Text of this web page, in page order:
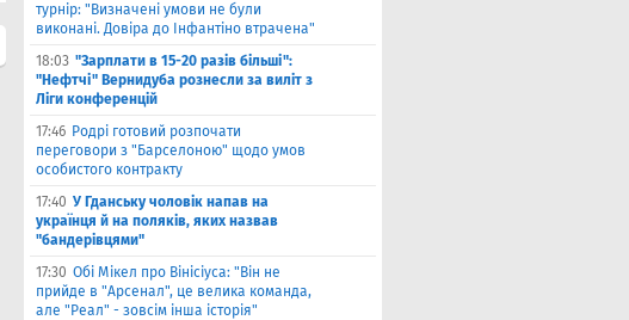
турнір: "Визначені умови не були
виконані. Довіра до Інфантіно втрачена"
18:03 "Зарплати в 15-20 разів більші":
"Нефтчі" Вернидуба рознесли за виліт з
Ліги конференцій
17:46 Родрі готовий розпочати
переговори з "Барселоною" щодо умов
особистого контракту
17:40 У Гданську чоловік напав на
українця й на поляків, яких назвав
"бандерівцями"
17:30 Обі Мікел про Вінісіуса: "Він не
прийде в "Арсенал", це велика команда,
але "Реал" - зовсім інша історія"